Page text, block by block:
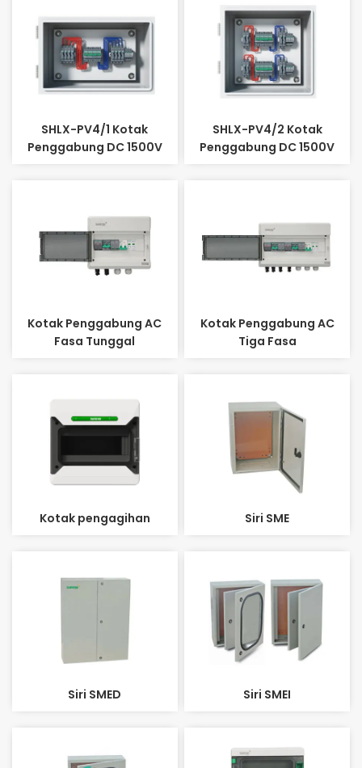
SHLX-PV4/1 Kotak
Penggabung DC 1500V
SHLX-PV4/2 Kotak
Penggabung DC 1500V
Kotak Penggabung AC
Fasa Tunggal
Kotak Penggabung AC
Tiga Fasa
Kotak pengagihan Siri SME
Siri SMED Siri SMEI